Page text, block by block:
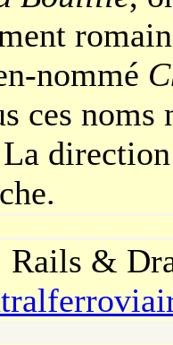
nommé
ces noms
direction
&